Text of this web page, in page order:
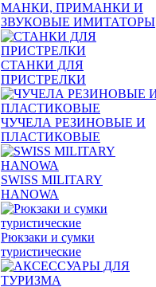
МАНКИ, ПРИМАНКИ И
ЗВУКОВЫЕ ИМИТАТОРЫ
СТАНКИ ДЛЯ
ПРИСТРЕЛКИ
ЧУЧЕЛА РЕЗИНОВЫЕ И
ПЛАСТИКОВЫЕ
SWISS MILITARY
HANOWA
Рюкзаки и сумки
туристические